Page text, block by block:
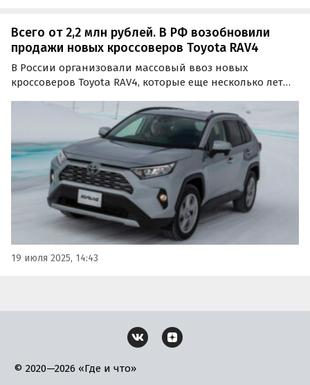
Всего от 2,2 млн рублей. В РФ возобновили
продажи новых кроссоверов Toyota RAV4
В России организовали массовый ввоз новых
кроссоверов Toyota RAV4, которые еще несколько лет
В наличии и под заказ сейчас доступно более 600 таких
автомобилей, а цены на них на одном из сайтов…
19 июля 2025, 14:43
© 2020—2026 «Где и что»